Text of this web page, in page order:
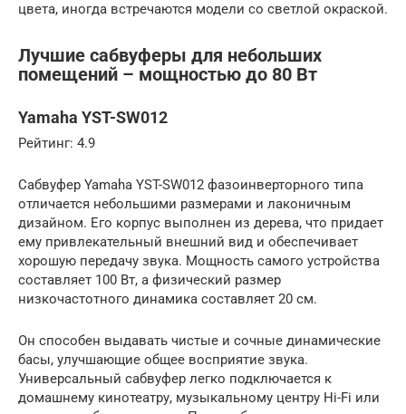
цвета, иногда встречаются модели со светлой окраской.
Лучшие сабвуферы для небольших
помещений – мощностью до 80 Вт
Yamaha YST-SW012
Рейтинг: 4.9
Сабвуфер Yamaha YST-SW012 фазоинверторного типа
отличается небольшими размерами и лаконичным
дизайном. Его корпус выполнен из дерева, что придает
ему привлекательный внешний вид и обеспечивает
хорошую передачу звука. Мощность самого устройства
составляет 100 Вт, а физический размер
низкочастотного динамика составляет 20 см.
Он способен выдавать чистые и сочные динамические
басы, улучшающие общее восприятие звука.
Универсальный сабвуфер легко подключается к
домашнему кинотеатру, музыкальному центру Hi-Fi или